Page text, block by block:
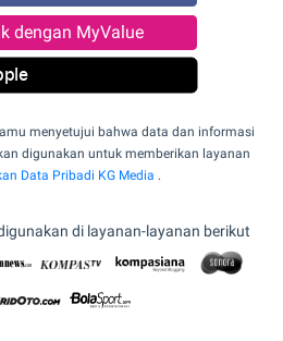
dengan MyValue
menyetujui bahwa data dan informasi
digunakan untuk memberikan layanan
Data Pribadi KG Media .
di layanan-layanan berikut